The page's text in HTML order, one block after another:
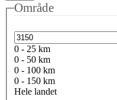
Område
0 - 25 km
0 - 50 km
0 - 100 km
0 - 150 km
Hele landet